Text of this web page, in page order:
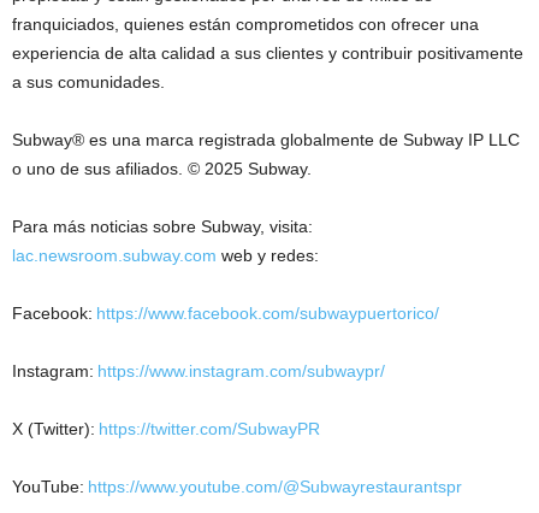
franquiciados, quienes están comprometidos con ofrecer una
experiencia de alta calidad a sus clientes y contribuir positivamente
a sus comunidades.
Subway® es una marca registrada globalmente de Subway IP LLC
o uno de sus afiliados. © 2025 Subway.
Para más noticias sobre Subway, visita:
lac.newsroom.subway.com web y redes:
Facebook: https://www.facebook.com/subwaypuertorico/
Instagram: https://www.instagram.com/subwaypr/
X (Twitter): https://twitter.com/SubwayPR
YouTube: https://www.youtube.com/@Subwayrestaurantspr